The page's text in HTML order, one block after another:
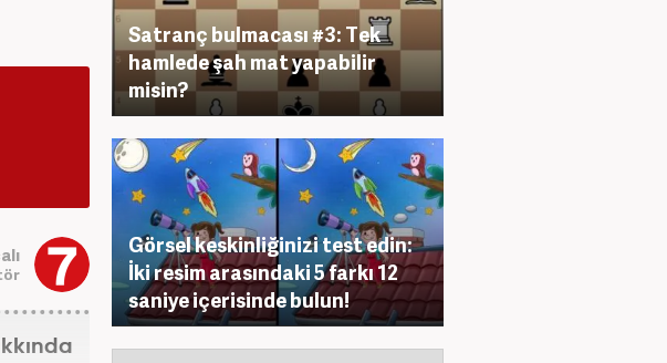
Satranç bulmacası #3: Tek
hamlede şah mat yapabilir
misin?
Görsel keskinliğinizi test edin:
İki resim arasındaki 5 farkı 12
saniye içerisinde bulun!